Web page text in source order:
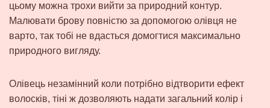
цьому можна трохи вийти за природний контур.
Малювати брову повністю за допомогою олівця не
варто, так тобі не вдасться домогтися максимально
природного вигляду.
Олівець незамінний коли потрібно відтворити ефект
волосків, тіні ж дозволяють надати загальний колір і